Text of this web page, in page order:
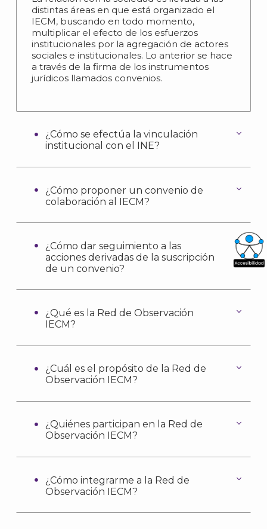
distintas áreas en que está organizado el
IECM, buscando en todo momento,
multiplicar el efecto de los esfuerzos
institucionales por la agregación de actores
sociales e institucionales. Lo anterior se hace
a través de la firma de los instrumentos
jurídicos llamados convenios.
¿Cómo se efectúa la vinculación
institucional con el INE?
¿Cómo proponer un convenio de
colaboración al IECM?
¿Cómo dar seguimiento a las
acciones derivadas de la suscripción
de un convenio?
¿Qué es la Red de Observación
IECM?
¿Cuál es el propósito de la Red de
Observación IECM?
¿Quiénes participan en la Red de
Observación IECM?
¿Cómo integrarme a la Red de
Observación IECM?